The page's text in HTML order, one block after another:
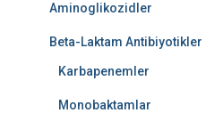
Aminoglikozidler
Beta-Laktam Antibiyotikler
Karbapenemler
Monobaktamlar